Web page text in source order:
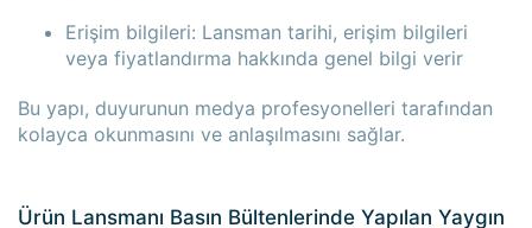
Erişim bilgileri: Lansman tarihi, erişim bilgileri
veya fiyatlandırma hakkında genel bilgi verir
Bu yapı, duyurunun medya profesyonelleri tarafından
kolayca okunmasını ve anlaşılmasını sağlar.
Ürün Lansmanı Basın Bültenlerinde Yapılan Yaygın